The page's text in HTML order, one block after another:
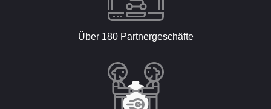
Über 180 Partnergeschäfte